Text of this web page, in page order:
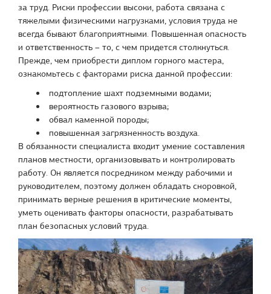
за труд. Риски профессии высоки, работа связана с
тяжелыми физическими нагрузками, условия труда не
всегда бывают благоприятными. Повышенная опасность
и ответственность – то, с чем придется столкнуться.
Прежде, чем приобрести диплом горного мастера,
ознакомьтесь с факторами риска данной профессии:
подтопление шахт подземными водами;
вероятность газового взрыва;
обвал каменной породы;
повышенная загрязненность воздуха.
В обязанности специалиста входит умение составления
планов местности, организовывать и контролировать
работу. Он является посредником между рабочими и
руководителем, поэтому должен обладать сноровкой,
принимать верные решения в критические моменты,
уметь оценивать факторы опасности, разрабатывать
план безопасных условий труда.